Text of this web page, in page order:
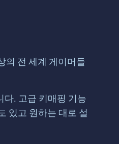
의 전 세계 게이머들
다. 고급 키매핑 기능
있고 원하는 대로 설